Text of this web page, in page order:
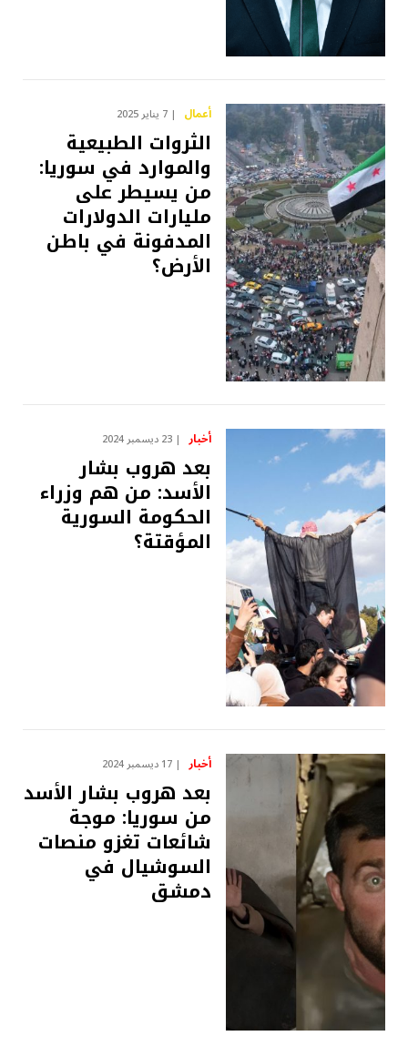
أعمال 7 يناير 2025
الثروات الطبيعية
والموارد في سوريا:
من يسيطر على
مليارات الدولارات
المدفونة في باطن
الأرض؟
أخبار 23 ديسمبر 2024
بعد هروب بشار
الأسد: من هم وزراء
الحكومة السورية
المؤقتة؟
أخبار 17 ديسمبر 2024
بعد هروب بشار الأسد
من سوريا: موجة
شائعات تغزو منصات
السوشيال في
دمشق